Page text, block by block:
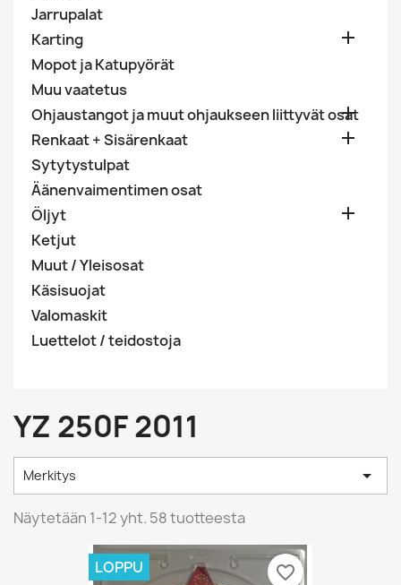
Jarrupalat
Karting

Mopot ja Katupyörät
Muu vaatetus
Ohjaustangot ja muut ohjaukseen liittyvät osat

Renkaat + Sisärenkaat 
Sytytystulpat
Äänenvaimentimen osat
Öljyt

Ketjut
Muut / Yleisosat
Käsisuojat
Valomaskit
Luettelot / teidostoja
YZ 250F 2011
Merkitys 
Näytetään 1-12 yht. 58 tuotteesta
LOPPU favorite_border